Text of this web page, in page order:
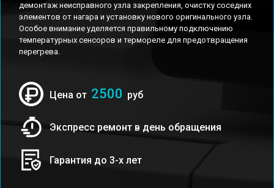
демонтаж неисправного узла закрепления, очистку соседних
элементов от нагара и установку нового оригинального узла.
Особое внимание уделяется правильному подключению
температурных сенсоров и термореле для предотвращения
перегрева.
Цена от 2500 руб
Экспресс ремонт в день обращения
Гарантия до 3-х лет